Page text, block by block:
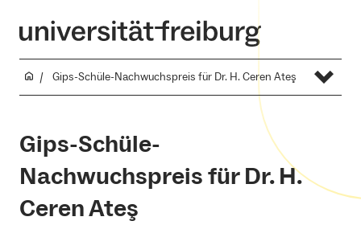
Gips-Schüle-Nachwuchspreis für Dr. H. Ceren Ateş
Gips-Schüle-
Nachwuchspreis für Dr. H.
Ceren Ateş